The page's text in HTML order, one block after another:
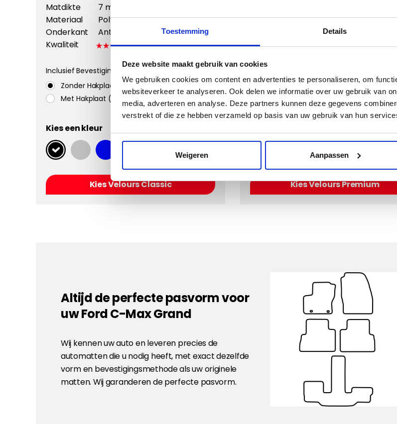
Toestemming Details
Deze website maakt gebruik van cookies
We gebruiken cookies om content en advertenties te personaliseren, om
websiteverkeer te analyseren. Ook delen we informatie over uw gebruik van
media, adverteren en analyse. Deze partners kunnen deze gegevens
verstrekt of die ze hebben verzameld op basis van uw gebruik van hun
Weigeren Aanpassen
Matdikte
7 mm
Materiaal
Polyamide
Onderkant
Antislip +
Kwaliteit
Inclusief Bevestigingssystemen
Zonder Hakplaat
Met Hakplaat (aanbevolen)
Kies een kleur
Kies Velours Classic
Materiaal
Polyamide
Antislip ++
Kwaliteit
Kies een kleur
Kies Velours Premium
Altijd de perfecte pasvorm voor
uw Ford C-Max Grand
Wij kennen uw auto en leveren precies de
automatten die u nodig heeft, met exact dezelfde
vorm en bevestigingsmethode als uw originele
matten. Wij garanderen de perfecte pasvorm.